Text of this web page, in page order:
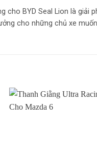
cho BYD Seal Lion là
cho những chủ xe